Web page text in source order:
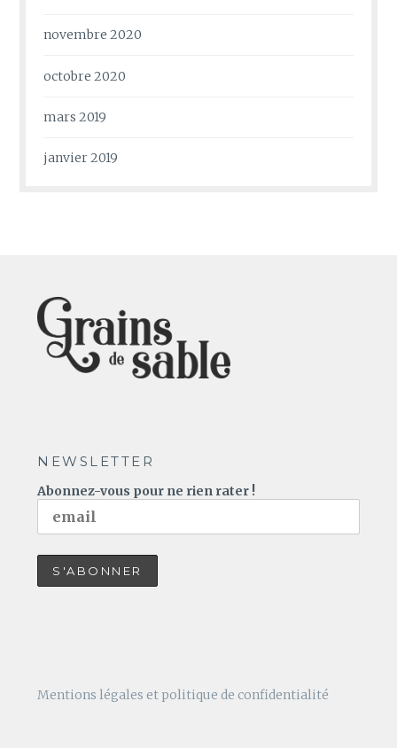
novembre 2020
octobre 2020
mars 2019
janvier 2019
NEWSLETTER
Abonnez-vous pour ne rien rater !
Mentions légales et politique de confidentialité